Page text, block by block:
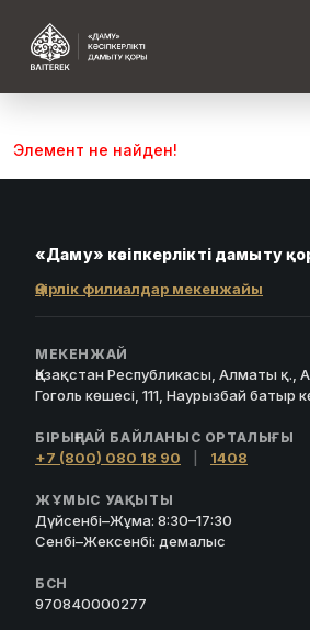
Элемент не найден!
«Даму» кәсіпкерлікті дамыту
Өңірлік филиалдар мекенжайы
МЕКЕНЖАЙ
Қазақстан Республикасы, Алматы қ.,
Гоголь көшесі, 111, Наурызбай батыр
БІРЫҢҒАЙ БАЙЛАНЫС ОРТАЛЫҒЫ
+7 (800) 080 18 90 1408
ЖҰМЫС УАҚЫТЫ
Дүйсенбі–Жұма: 8:30–17:30
Сенбі–Жексенбі: демалыс
БСН
970840000277